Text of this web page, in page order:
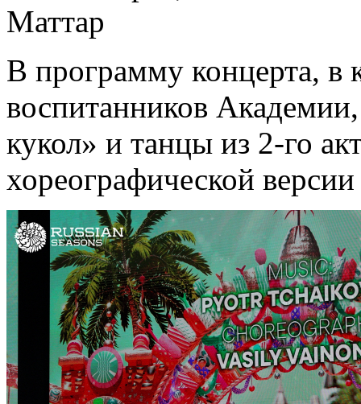
В программу концерта, в
воспитанников
кукол» и танцы из 2-го
хореографической